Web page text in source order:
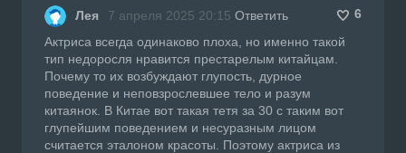
Лея 7 апреля 2025 20:15 Ответить
6
Актриса всегда одинаково плоха, но именно такой
тип недоросля нравится престарелым китайцам.
Почему то их возбуждают глупость, дурное
поведение и неповзрослевшее тело и разум
китаянок. В Китае вот такая тетя за 30 с таким вот
глупейшим поведением и несуразным лицом
считается эталоном красоты. Поэтому актриса из